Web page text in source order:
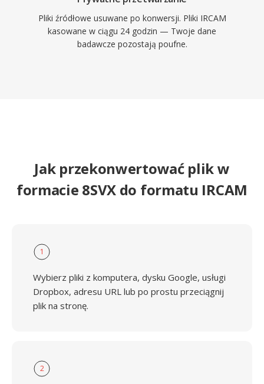
Pliki źródłowe usuwane po konwersji. Pliki IRCAM
kasowane w ciągu 24 godzin — Twoje dane
badawcze pozostają poufne.
Jak przekonwertować plik w
formacie 8SVX do formatu IRCAM
1
Wybierz pliki z komputera, dysku Google, usługi
Dropbox, adresu URL lub po prostu przeciągnij
plik na stronę.
2